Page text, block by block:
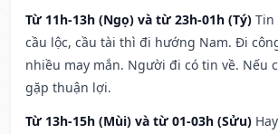
Từ 11h-13h (Ngọ) và từ 23h-01h (Tý) Tin
cầu lộc, cầu tài thì đi hướng Nam. Đi
nhiều may mắn. Người đi có tin về. Nếu
gặp thuận lợi.
Từ 13h-15h (Mùi) và từ 01-03h (Sửu)